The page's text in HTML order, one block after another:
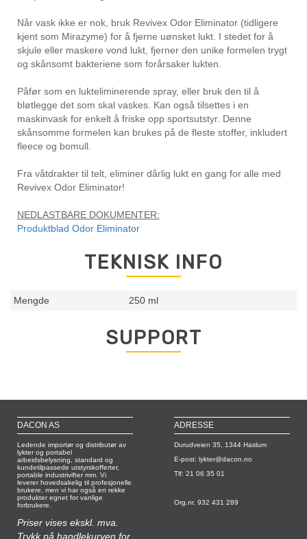
Når vask ikke er nok, bruk Revivex Odor Eliminator (tidligere
kjent som Mirazyme) for å fjerne uønsket lukt. I stedet for å
skjule eller maskere vond lukt, fjerner den unike formelen trygt
og skånsomt bakteriene som forårsaker lukten.
Påfør som en lukteliminerende spray, eller bruk den til å
bløtlegge det som skal vaskes. Kan også tilsettes i en
maskinvask for enkelt å friske opp sportsutstyr. Denne
skånsomme formelen kan brukes på de fleste stoffer, inkludert
fleece og bomull.
Fra våtdrakter til telt, eliminer dårlig lukt en gang for alle med
Revivex Odor Eliminator!
NEDLASTBARE DOKUMENTER:
Produktblad Odor Eliminator
TEKNISK INFO
Mengde 250 ml
SUPPORT
DACON AS
Ledende importør og distributør av
lykter og portabel
arbeidsbelysning, standard og
kundetilpassede utstyrskofferter,
portable industrivifter mm. Vi
leverer hovedsakelig til profesjonelle
brukere, men vi har også en rekke
produkter egnet for vanlige
forbrukere.
Priser vises ekskl. mva.
Trykk på handlekurven for
ADRESSE
Durudveien 35, 1344 Haslum
E-post: lykter@dacon.no
Tlf: 21 06 35 01
Org.nr. 932 431 289